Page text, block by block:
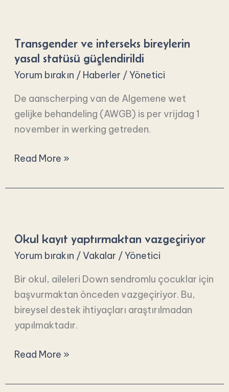
Transgender ve interseks bireylerin
yasal statüsü güçlendirildi
Yorum bırakın / Haberler /Yönetici
De aanscherping van de Algemene wet
gelijke behandeling (AWGB) is per vrijdag 1
november in werking getreden.
interseks
bireylerin
yasal
Read More »
Okul kayıt yaptırmaktan vazgeçiriyor
Yorum bırakın /Vakalar /Yönetici
Bir okul, aileleri Down sendromlu çocuklar için
başvurmaktan önceden vazgeçiriyor. Bu,
bireysel destek ihtiyaçları araştırılmadan
yapılmaktadır.
yaptırmaktan
vazgeçiriyor
Read More »